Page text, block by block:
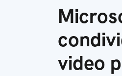
video